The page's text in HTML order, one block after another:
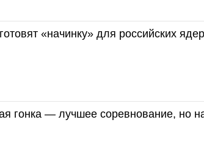
«начинку» для российских
гонка — лучшее соревнование, но